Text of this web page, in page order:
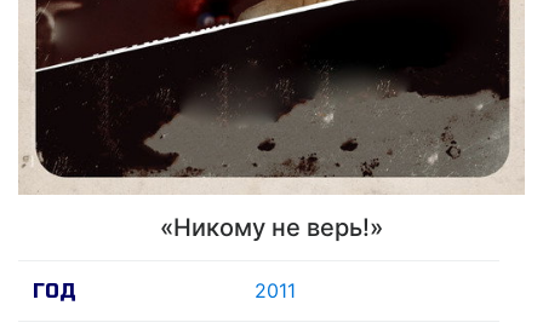
«Никому не верь!»
ГОД 2011